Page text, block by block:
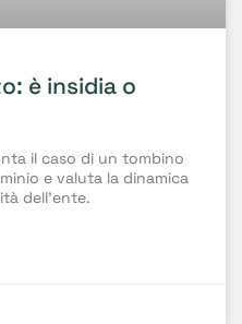
è insidia o
il caso di un tombino
e valuta la dinamica
dell’ente.